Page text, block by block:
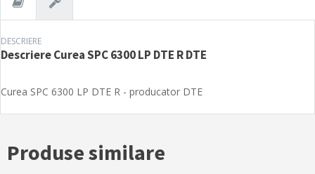
DTE
DESCRIERE
DescriereCurea SPC 6300 LP DTE R DTE
Curea SPC 6300 LP DTE R - producator DTE
Produse similare